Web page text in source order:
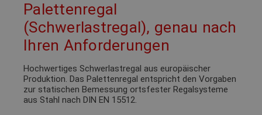
Palettenregal
(Schwerlastregal), genau nach
Ihren Anforderungen
Hochwertiges Schwerlastregal aus europäischer
Produktion. Das Palettenregal entspricht den Vorgaben
zur statischen Bemessung ortsfester Regalsysteme
aus Stahl nach DIN EN 15512.